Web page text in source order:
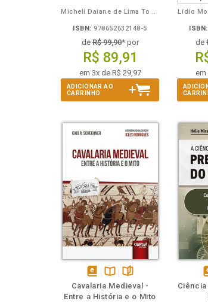
Micheli Daiane de Lima Toporowicz
ISBN: 978652632148-5
deR$ 99,90* por
R$ 89,91
em 3x de R$ 29,97
ADICIONAR AO
CARRINHO
Lídio
ISBN:
de
em
disponível
em
Disponível
na
páginas
Cavalaria Medieval -
Entre a História e o Mito
Também